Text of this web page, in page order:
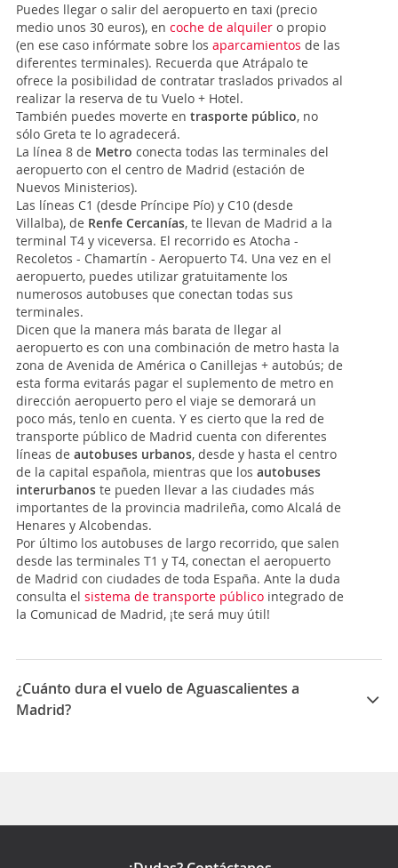
Puedes llegar o salir del aeropuerto en taxi (precio
medio unos 30 euros), en coche de alquiler o propio
(en ese caso infórmate sobre los aparcamientos de las
diferentes terminales). Recuerda que Atrápalo te
ofrece la posibilidad de contratar traslados privados al
realizar la reserva de tu Vuelo + Hotel.
También puedes moverte en trasporte público, no
sólo Greta te lo agradecerá.
La línea 8 de Metro conecta todas las terminales del
aeropuerto con el centro de Madrid (estación de
Nuevos Ministerios).
Las líneas C1 (desde Príncipe Pío) y C10 (desde
Villalba), de Renfe Cercanías, te llevan de Madrid a la
terminal T4 y viceversa. El recorrido es Atocha -
Recoletos - Chamartín - Aeropuerto T4. Una vez en el
aeropuerto, puedes utilizar gratuitamente los
numerosos autobuses que conectan todas sus
terminales.
Dicen que la manera más barata de llegar al
aeropuerto es con una combinación de metro hasta la
zona de Avenida de América o Canillejas + autobús; de
esta forma evitarás pagar el suplemento de metro en
dirección aeropuerto pero el viaje se demorará un
poco más, tenlo en cuenta. Y es cierto que la red de
transporte público de Madrid cuenta con diferentes
líneas de autobuses urbanos, desde y hasta el centro
de la capital española, mientras que los autobuses
interurbanos te pueden llevar a las ciudades más
importantes de la provincia madrileña, como Alcalá de
Henares y Alcobendas.
Por último los autobuses de largo recorrido, que salen
desde las terminales T1 y T4, conectan el aeropuerto
de Madrid con ciudades de toda España. Ante la duda
consulta el sistema de transporte público integrado de
la Comunicad de Madrid, ¡te será muy útil!
¿Cuánto dura el vuelo de Aguascalientes a
Madrid?